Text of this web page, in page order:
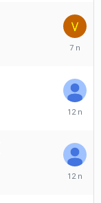
Tháng
2018
Tháng
2014
Tháng